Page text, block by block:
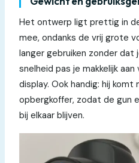
Het ontwerp ligt prettig in
mee, ondanks de vrij grote
langer gebruiken zonder
snelheid pas je makkelijk
display. Ook handig: hij
opbergkoffer, zodat de gun
bij elkaar blijven.